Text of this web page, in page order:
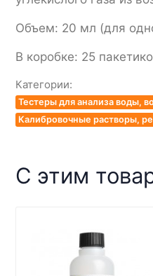
Объем: 20 мл (для
В коробке: 25
Категории:
Тестеры для анализа воды,
Калибровочные растворы,
С этим